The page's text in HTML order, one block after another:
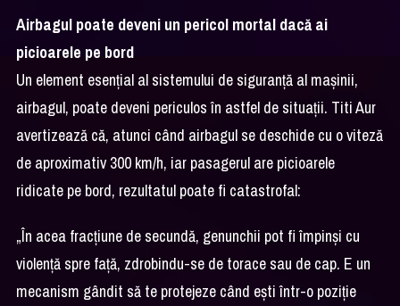
Airbagul poate deveni un pericol mortal dacă ai
picioarele pe bord
Un element esențial al sistemului de siguranță al mașinii,
airbagul, poate deveni periculos în astfel de situații. Titi Aur
avertizează că, atunci când airbagul se deschide cu o viteză
de aproximativ 300 km/h, iar pasagerul are picioarele
ridicate pe bord, rezultatul poate fi catastrofal:
„În acea fracțiune de secundă, genunchii pot fi împinși cu
violență spre față, zdrobindu-se de torace sau de cap. E un
mecanism gândit să te protejeze când ești într-o poziție